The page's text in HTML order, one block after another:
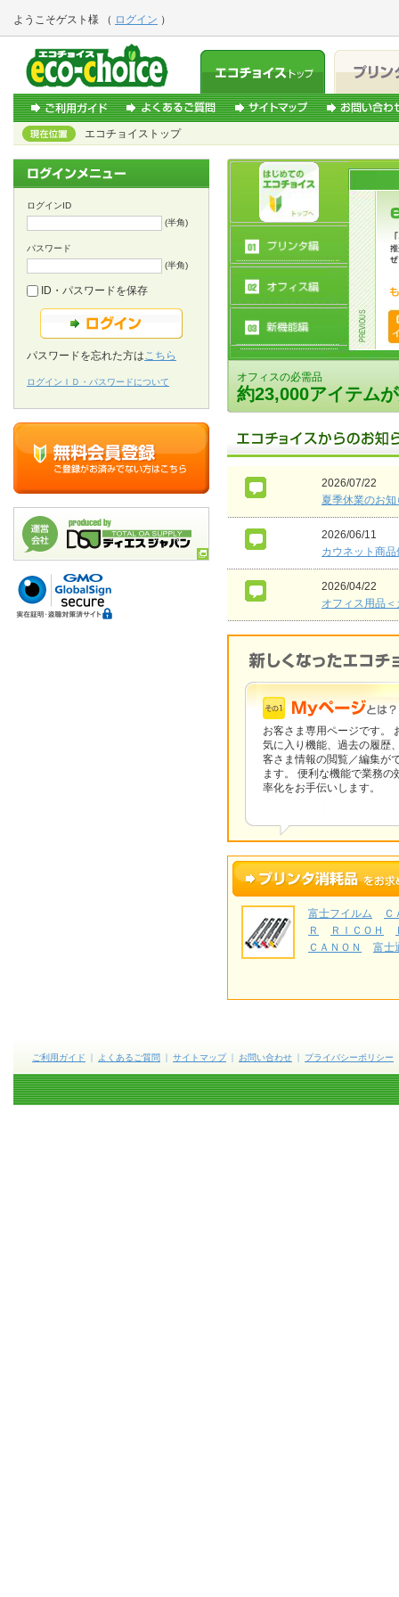
エコチョイストップ
オフィスの必需品
約23,000アイテム
2026/07/22
夏季休業のお知
2026/06/11
カウネット商
2026/04/22
オフィス用品
お客さま専用ページです。
気に入り機能、過去の履歴
客さま情報の閲覧／編集が
ます。 便利な機能で業務の
率化をお手伝いします。
富士フイルム
Ｃ
Ｒ
ＲＩＣＯＨ
ＣＡＮＯＮ
富士
ログインID
(半角)
パスワード
(半角)
ID・パスワードを保存
パスワードを忘れた方はこちら
ログインＩＤ・パスワードについて
ご利用ガイド よくあるご質問 サイトマップ お問い合わせ プライバシーポリシー
ようこそゲスト様 （ ログイン ）